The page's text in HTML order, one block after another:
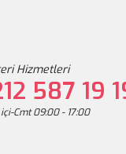
Hizmetleri
587 19
Cmt 09:00 - 17:00